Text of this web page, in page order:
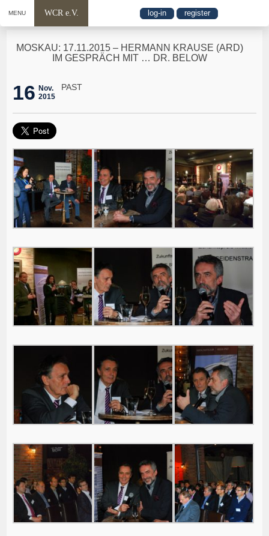
MENU WCR e.V. log-in register
MOSKAU: 17.11.2015 – HERMANN KRAUSE (ARD)
IM GESPRÄCH MIT … DR. BELOW
16 Nov.
2015
PAST